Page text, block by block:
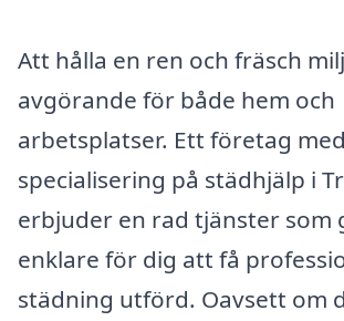
Att hålla en ren och fräsch
avgörande för både hem och
arbetsplatser. Ett företag med
specialisering på städhjälp i
erbjuder en rad tjänster som
enklare för dig att få
städning utförd. Oavsett om